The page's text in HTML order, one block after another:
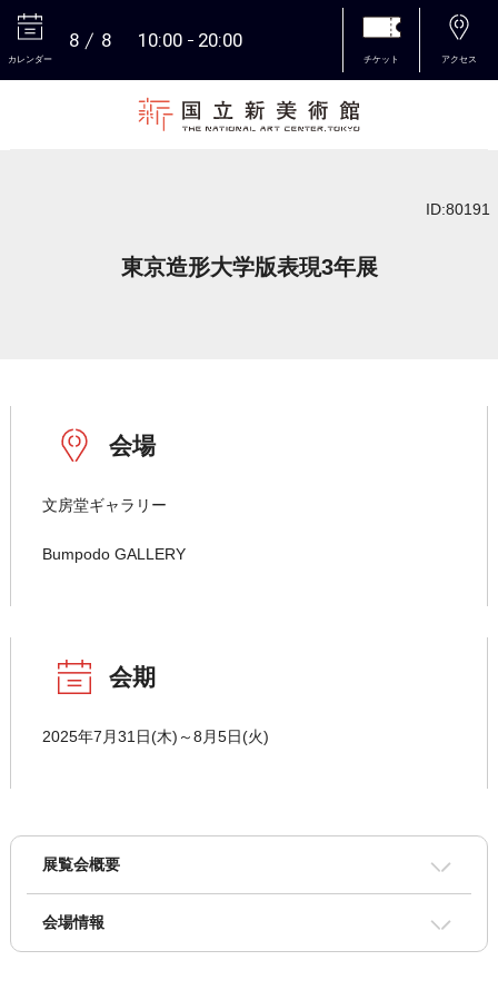
カレンダー
8 8 10:00 20:00
チケット アクセス
ID:80191
東京造形大学版表現3年展
会場
文房堂ギャラリー
Bumpodo GALLERY
会期
2025年7月31日(木)～8月5日(火)
展覧会概要
会場情報